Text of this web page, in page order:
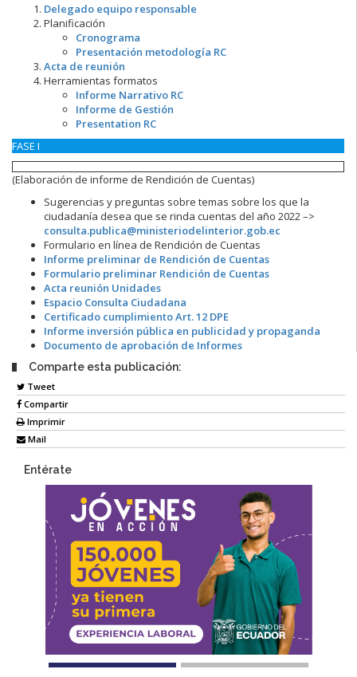
Delegado equipo responsable
Planificación
Cronograma
Presentación metodología RC
Acta de reunión
Herramientas formatos
Informe Narrativo RC
Informe de Gestión
Presentation RC
FASE I
(Elaboración de informe de Rendición de Cuentas)
Sugerencias y preguntas sobre temas sobre los que la
ciudadanía desea que se rinda cuentas del año 2022 –>
consulta.publica@ministeriodelinterior.gob.ec
Formulario en línea de Rendición de Cuentas
Informe preliminar de Rendición de Cuentas
Formulario preliminar Rendición de Cuentas
Acta reunión Unidades
Espacio Consulta Ciudadana
Certificado cumplimiento Art. 12 DPE
Informe inversión pública en publicidad y propaganda
Documento de aprobación de Informes
Comparte esta publicación:
Tweet
Compartir
Imprimir
Mail
Entérate